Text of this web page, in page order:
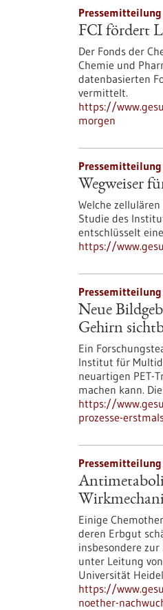
Pressemitteilung
FCI fördert
Der Fonds der
Chemie und
datenbasierten
vermittelt.
https://
morgen
Pressemitteilung
Wegweiser
Welche
Studie des
entschlüsselt
https://
Pressemitteilung
Neue
Gehirn
Ein
Institut für
neuartigen PET-
machen kann.
https://
prozesse-
Pressemitteilung
Einige
deren Erbgut
insbesondere
unter Leitung
Universität
https://
noether-